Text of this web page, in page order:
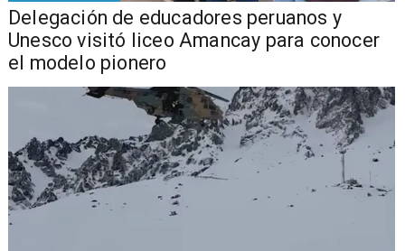
Delegación de educadores peruanos y
Unesco visitó liceo Amancay para conocer
el modelo pionero